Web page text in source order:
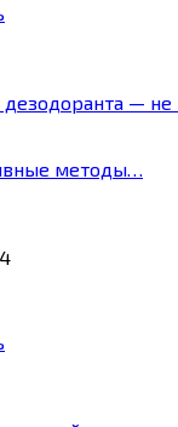
дезодоранта —
методы…